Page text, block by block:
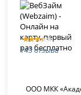
143 отзыва
ООО МКК